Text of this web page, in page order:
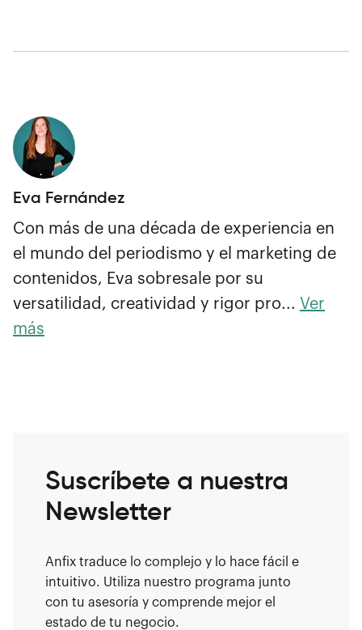
Eva Fernández
Con más de una década de experiencia en
el mundo del periodismo y el marketing de
contenidos, Eva sobresale por su
versatilidad, creatividad y rigor pro... Ver
más
Suscríbete a nuestra
Newsletter
Anfix traduce lo complejo y lo hace fácil e
intuitivo. Utiliza nuestro programa junto
con tu asesoría y comprende mejor el
estado de tu negocio.